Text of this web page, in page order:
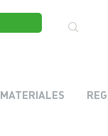
MATERIALES